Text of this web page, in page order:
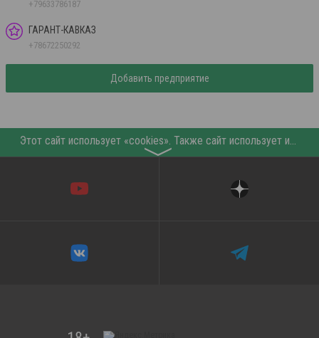
+79633786187
ГАРАНТ-КАВКАЗ
+78672250292
Добавить предприятие
Этот сайт использует «cookies». Также сайт использует интернет-сервис для сбора технических данных касательно посетителей с целью получения маркетинговой и статистической информации. Условия обработки данных посетителей сайта см.
〉